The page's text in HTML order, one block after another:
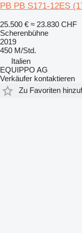
PB PB S171-12ES
25.500 € ≈ 23.830 CHF
Scherenbühne
2019
450 M/Std.
Italien
EQUIPPO AG
Verkäufer kontaktieren
Zu Favoriten